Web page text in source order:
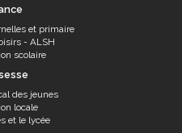
et primaire
- ALSH
scolaire
des jeunes
locale
et le lycée